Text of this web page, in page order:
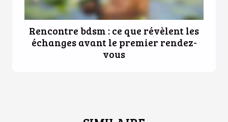
Rencontre bdsm : ce que révèlent les
échanges avant le premier rendez-
vous